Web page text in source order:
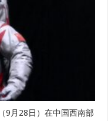
9月28日）在中国西南部